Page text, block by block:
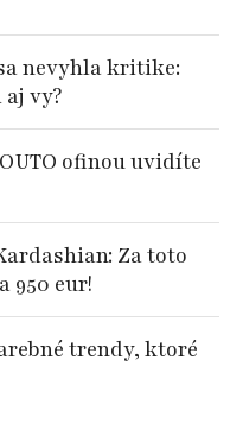
nevyhla kritike:
vy?
ofinou uvidíte
Za toto
950 eur!
trendy, ktoré